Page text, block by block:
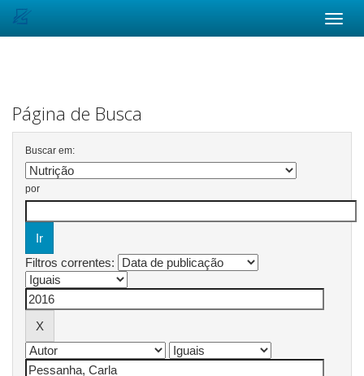
Página de Busca
Buscar em:
por
Filtros correntes: